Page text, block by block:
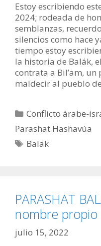
Estoy escribiendo
2024; rodeada de
semblanzas,
silencios como hace
tiempo estoy
la historia de Balák,
contrata a Bil’am,
maldecir al pueblo
Categorías
Conflicto árabe-
Parashat Hashavúa
Etiquetas
Balak
PARASHAT
nombre propio
julio 15, 2022